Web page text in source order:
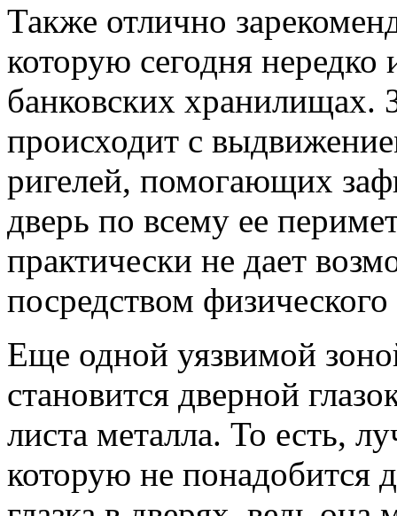
Также отлично
которую сегодня
банковских хранилищах.
происходит с
ригелей, помогающих
дверь по всему ее
практически не дает
посредством физического
Еще одной уязвимой
становится дверной
листа металла. То есть,
которую не понадобится